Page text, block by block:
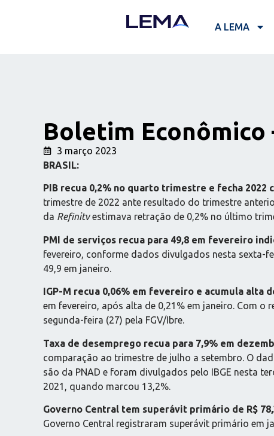
A LEMA
Boletim Econômico
3 março 2023
BRASIL:
PIB recua 0,2% no quarto trimestre e fecha 2022
trimestre de 2022 ante resultado do trimestre
da Refinitvestimava retração de 0,2% no último
PMI de serviços recua para 49,8 em fevereiro
fevereiro, conforme dados divulgados nesta sexta-
49,9 em janeiro.
IGP-M recua 0,06% em fevereiro e acumula alta
em fevereiro, após alta de 0,21% em janeiro. Com
segunda-feira (27) pela FGV/Ibre.
Taxa de desemprego recua para 7,9% em
comparação ao trimestre de julho a setembro. O
são da PNAD e foram divulgados pelo IBGE nesta
2021, quando marcou 13,2%.
Governo Central tem superávit primário de R$
Governo Central registraram superávit primário em